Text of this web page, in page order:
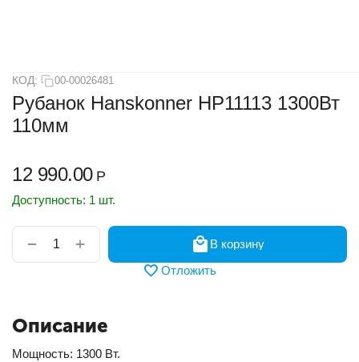
КОД: 00-00026481
Рубанок Hanskonner HP11113 1300Вт
110мм
12 990.00 Р
Доступность: 1 шт.
+
−
В корзину
Отложить
Описание
Мощность: 1300 Вт.